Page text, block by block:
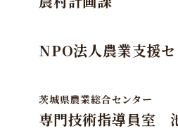
NPO法人農業支援
茨城県農業総合センター
専門技術指導員室